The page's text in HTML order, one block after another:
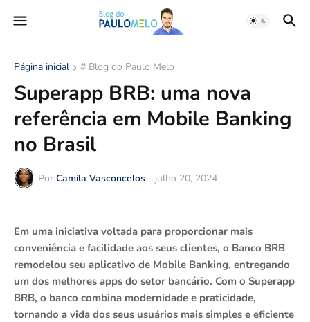
Página inicial # Blog do Paulo Melo
Superapp BRB: uma nova
referência em Mobile Banking
no Brasil
Por Camila Vasconcelos - julho 20, 2024
Em uma iniciativa voltada para proporcionar mais
conveniência e facilidade aos seus clientes, o Banco BRB
remodelou seu aplicativo de Mobile Banking, entregando
um dos melhores apps do setor bancário. Com o Superapp
BRB, o banco combina modernidade e praticidade,
tornando a vida dos seus usuários mais simples e eficiente